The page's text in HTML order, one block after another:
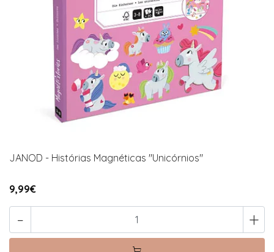
JANOD - Histórias Magnéticas "Unicórnios"
9,99€
- +